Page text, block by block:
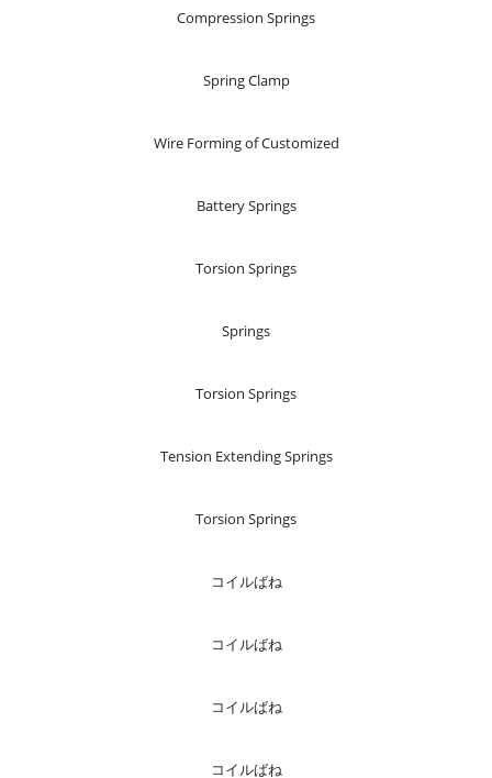
Compression Springs
Spring Clamp
Wire Forming of Customized
Battery Springs
Torsion Springs
Springs
Torsion Springs
Tension Extending Springs
Torsion Springs
コイルばね
コイルばね
コイルばね
コイルばね